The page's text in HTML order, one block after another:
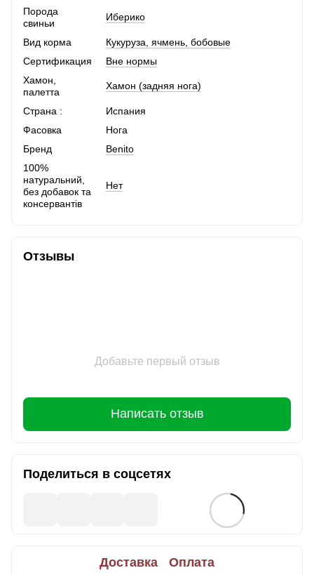
Порода
свиньи
Иберико
Вид корма
Кукуруза, ячмень, бобовые
Сертификация
Вне нормы
Хамон,
палетта
Хамон (задняя нога)
Страна :
Испания
Фасовка
Нога
Бренд
Benito
100%
натуральний,
без добавок та
консервантів
Нет
Отзывы
Добавьте первый отзыв
Написать отзыв
Поделиться в соцсетях
Доставка Оплата